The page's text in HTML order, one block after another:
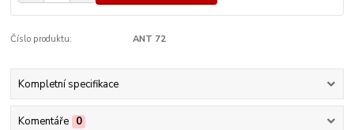
Číslo produktu: ANT 72
Kompletní specifikace
Komentáře 0